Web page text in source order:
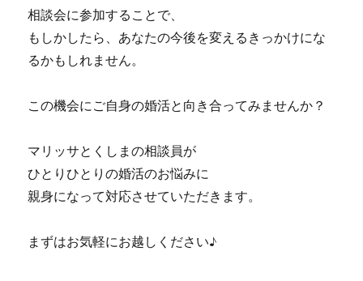
相談会に参加することで、
もしかしたら、あなたの今後を変えるきっかけにな
るかもしれません。
この機会にご自身の婚活と向き合ってみませんか？
マリッサとくしまの相談員が
ひとりひとりの婚活のお悩みに
親身になって対応させていただきます。
まずはお気軽にお越しください♪